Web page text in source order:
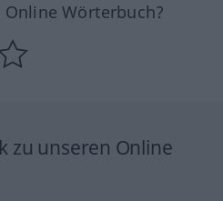
Wörterbuch?
zu unseren Online